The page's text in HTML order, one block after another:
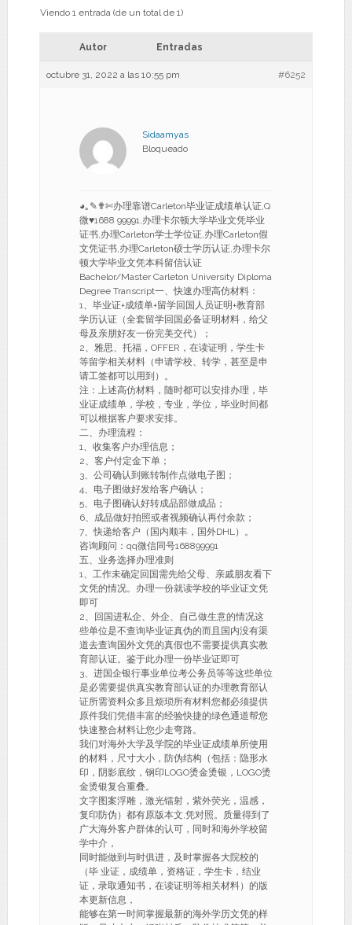
Viendo 1 entrada (de un total de 1)
Autor Entradas
octubre 31, 2022 a las 10:55 pm #6252
Sidaamyas
Bloqueado
◕｡✎✟✄办理靠谱Carleton毕业证成绩单认证,Q
微♥1688 99991,办理卡尔顿大学毕业文凭毕业
证书,办理Carleton学士学位证,办理Carleton假
文凭证书,办理Carleton硕士学历认证,办理卡尔
顿大学毕业文凭本科留信认证
Bachelor/Master Carleton University Diploma
Degree Transcript一、快速办理高仿材料：
1、毕业证+成绩单+留学回国人员证明+教育部
学历认证（全套留学回国必备证明材料，给父
母及亲朋好友一份完美交代）；
2、雅思、托福，OFFER，在读证明，学生卡
等留学相关材料（申请学校、转学，甚至是申
请工签都可以用到）。
注：上述高仿材料，随时都可以安排办理，毕
业证成绩单，学校，专业，学位，毕业时间都
可以根据客户要求安排。
二、办理流程：
1、收集客户办理信息；
2、客户付定金下单；
3、公司确认到账转制作点做电子图；
4、电子图做好发给客户确认；
5、电子图确认好转成品部做成品；
6、成品做好拍照或者视频确认再付余款；
7、快递给客户（国内顺丰，国外DHL）。
咨询顾问：qq微信同号168899991
五、业务选择办理准则
1、工作未确定回国需先给父母、亲戚朋友看下
文凭的情况。办理一份就读学校的毕业证文凭
即可
2、回国进私企、外企、自己做生意的情况这
些单位是不查询毕业证真伪的而且国内没有渠
道去查询国外文凭的真假也不需要提供真实教
育部认证。鉴于此办理一份毕业证即可
3、进国企银行事业单位考公务员等等这些单位
是必需要提供真实教育部认证的办理教育部认
证所需资料众多且烦琐所有材料您都必须提供
原件我们凭借丰富的经验快捷的绿色通道帮您
快速整合材料让您少走弯路。
我们对海外大学及学院的毕业证成绩单所使用
的材料，尺寸大小，防伪结构（包括：隐形水
印，阴影底纹，钢印LOGO烫金烫银，LOGO烫
金烫银复合重叠。
文字图案浮雕，激光镭射，紫外荧光，温感，
复印防伪）都有原版本文,凭对照。质量得到了
广大海外客户群体的认可，同时和海外学校留
学中介，
同时能做到与时俱进，及时掌握各大院校的
（毕 业证，成绩单，资格证，学生卡，结业
证，录取通知书，在读证明等相关材料）的版
本更新信息，
能够在第一时间掌握最新的海外学历文凭的样